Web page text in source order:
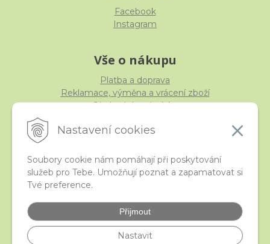
Nastavení cookies
Soubory cookie nám pomáhají při poskytování
služeb pro Tebe. Umožňují poznat a zapamatovat si
Tvé preference.
Přijmout
Nastavit
Facebook
Instagram
Vše o nákupu
Platba a doprava
Reklamace, výměna a vrácení zboží
Obchodní podmínky
iStraka
Velkoobchod
Nejčastější otázky
České puncovní značky